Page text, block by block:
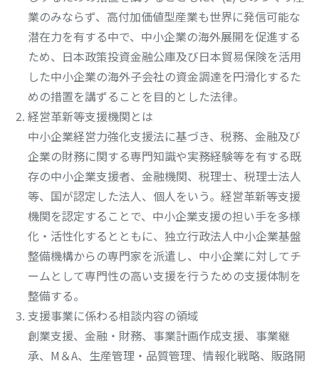
業のみならず、高付加価値型産業も世界に発信可能な
潜在力を有する中で、中小企業の海外展開を促進する
ため、日本政策投資金融公庫及び日本貿易保険を活用
した中小企業の海外子会社の資金調達を円滑化するた
めの措置を講ずることを目的とした法律。
経営革新等支援機関とは
中小企業経営力強化支援法に基づき、税務、金融及び
企業の財務に関する専門知識や実務経験等を有する既
存の中小企業支援者、金融機関、税理士、税理士法人
等、国が認定した法人、個人をいう。経営革新等支援
機関を認定することで、中小企業支援の担い手を多様
化・活性化するとともに、独立行政法人中小企業基盤
整備機構からの専門家を派遣し、中小企業に対してチ
ームとして専門性の高い支援を行うための支援体制を
整備する。
支援事業に係わる相談内容の領域
創業支援、金融・財務、事業計画作成支援、事業継
承、M＆A、生産管理・品質管理、情報化戦略、販路開